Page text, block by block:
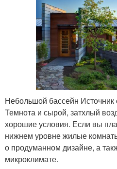
Небольшой бассейн Источник
Темнота и сырой, затхлый
хорошие условия. Если вы
нижнем уровне жилые
о продуманном дизайне, а
микроклимате.